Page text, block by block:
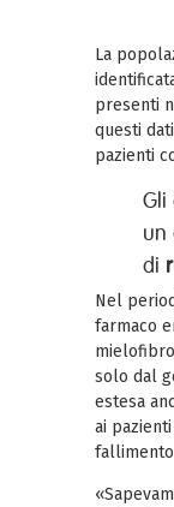
La
presenti
questi
pazienti
Gli
un
di
Nel
farmaco
solo dal
estesa
ai